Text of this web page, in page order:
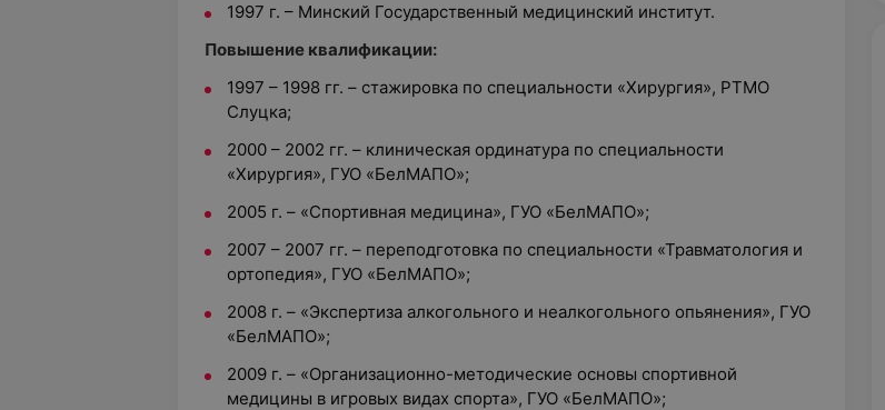
1997 г. – Минский Государственный медицинский институт.
Повышение квалификации:
1997 – 1998 гг. – стажировка по специальности «Хирургия», РТМО
Слуцка;
2000 – 2002 гг. – клиническая ординатура по специальности
«Хирургия», ГУО «БелМАПО»;
2005 г. – «Спортивная медицина», ГУО «БелМАПО»;
2007 – 2007 гг. – переподготовка по специальности «Травматология и
ортопедия», ГУО «БелМАПО»;
2008 г. – «Экспертиза алкогольного и неалкогольного опьянения», ГУО
«БелМАПО»;
2009 г. – «Организационно-методические основы спортивной
медицины в игровых видах спорта», ГУО «БелМАПО»;